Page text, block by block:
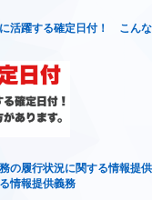
に活躍する確定日付！ こん
務の履行状況に関する情報提
情報提供義務